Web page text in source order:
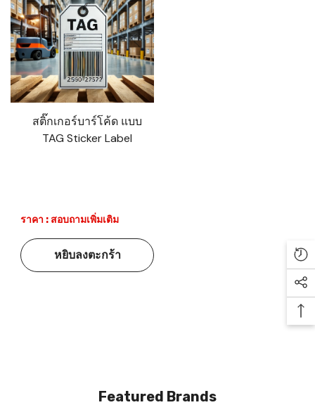
สติ๊กเกอร์บาร์โค้ด แบบ
TAG Sticker Label
ราคา : สอบถามเพิ่มเติม
หยิบลงตะกร้า
Featured Brands